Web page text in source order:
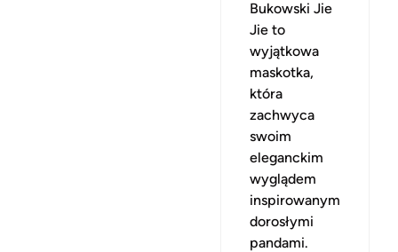
Bukowski Jie
Jie to
wyjątkowa
maskotka,
która
zachwyca
swoim
eleganckim
wyglądem
inspirowanym
dorosłymi
pandami.